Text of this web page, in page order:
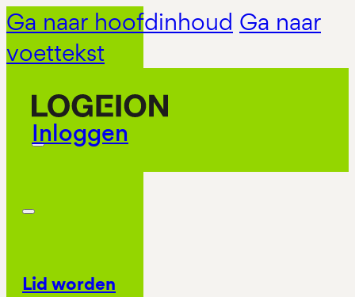
Ga naar hoofdinhoud Ga naar
voettekst
Inloggen
Lid worden